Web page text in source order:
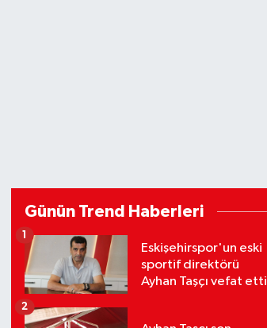
Günün Trend Haberleri
Eskişehirspor'un eski
sportif direktörü
Ayhan Taşçı vefat etti
1
2